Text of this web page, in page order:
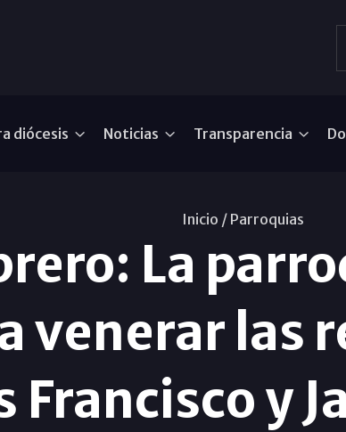
diócesis Noticias Transparencia
Inicio / Parroquias
La
venerar las
Francisco y